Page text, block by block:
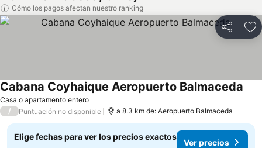
Cómo los pagos afectan nuestro ranking
Compartir
Casa o apartamento entero
Cabana Coyhaique Aeropuerto Balmaceda
/ Puntuación no disponible a 8.3 km de: Aeropuerto Balmaceda
Elige fechas para ver los precios exactos
Ver precios